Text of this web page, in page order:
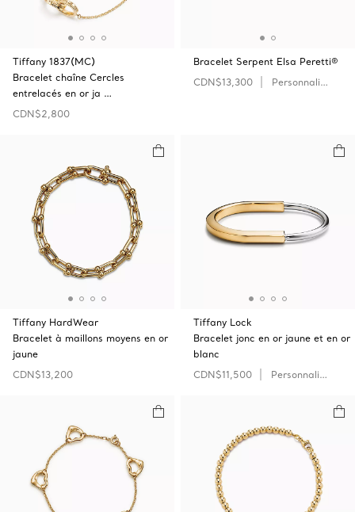
Tiffany 1837(MC)
Bracelet chaîne Cercles
entrelacés en or ja …
CDN$2,800
Bracelet Serpent Elsa Peretti®
CDN$13,300
Personnaliser
Tiffany HardWear
Bracelet à maillons moyens en or
jaune
CDN$13,200
Tiffany Lock
Bracelet jonc en or jaune et en or
blanc
CDN$11,500
Personnaliser